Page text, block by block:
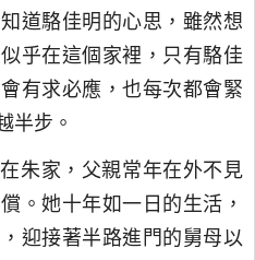
道駱佳明的心思，雖然想
乎在這個家裡，只有駱佳
有求必應，也每次都會緊
半步。
朱家，父親常年在外不見
。她十年如一日的生活，
迎接著半路進門的舅母以